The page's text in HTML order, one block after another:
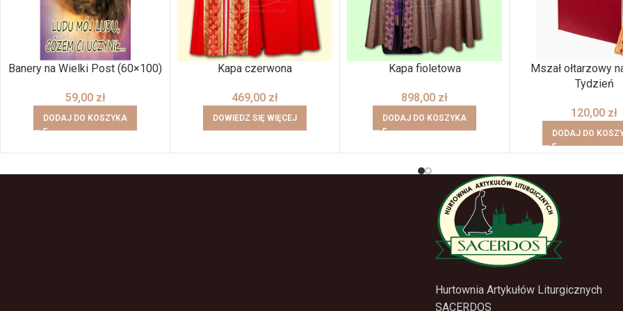
Banery na Wielki Post (60×100)
59,00 zł
DODAJ DO KOSZYKA
Kapa czerwona
469,00 zł
DOWIEDZ SIĘ WIĘCEJ
Kapa fioletowa
898,00 zł
DODAJ DO KOSZYKA
Mszał ołtarzowy
Tydzień
120,00 zł
DODAJ DO
Hurtownia Artykułów Liturgicznych
SACERDOS